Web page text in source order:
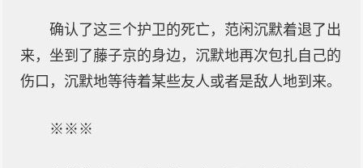
确认了这三个护卫的死亡，范闲沉默着退了出
来，坐到了藤子京的身边，沉默地再次包扎自己的
伤口，沉默地等待着某些友人或者是敌人地到来。
※※※